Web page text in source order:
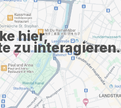
hier,
zu interagieren.